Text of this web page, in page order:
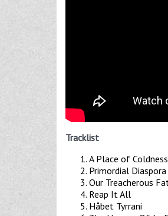
Tracklist
A Place of Coldness
Primordial Diaspora
Our Treacherous
Reap It All
Håbet Tyrrani